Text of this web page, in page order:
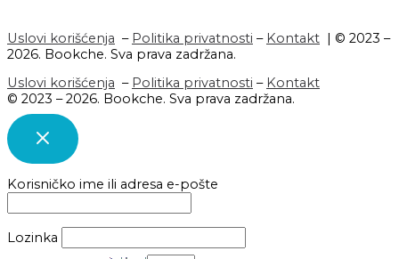
Uslovi korišćenja – Politika privatnosti – Kontakt | © 2023 –
2026. Bookche. Sva prava zadržana.
Uslovi korišćenja – Politika privatnosti – Kontakt
© 2023 – 2026. Bookche. Sva prava zadržana.
Korisničko ime ili adresa e-pošte
Lozinka